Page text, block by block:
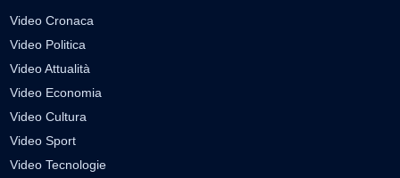
Video Cronaca
Video Politica
Video Attualità
Video Economia
Video Cultura
Video Sport
Video Tecnologie